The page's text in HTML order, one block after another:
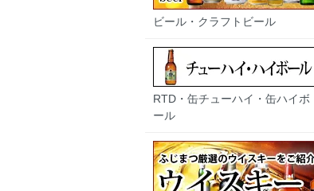
ビール・クラフトビール
RTD・缶チューハイ・缶ハイボ
ール